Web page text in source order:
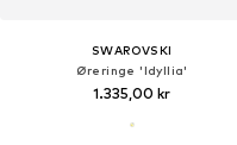
SWAROVSKI
Øreringe 'Idyllia'
1.335,00 kr